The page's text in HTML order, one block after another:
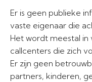
Er is geen publieke
vaste eigenaar die
Het wordt meestal
callcenters die zich
Er zijn geen
partners, kinderen,